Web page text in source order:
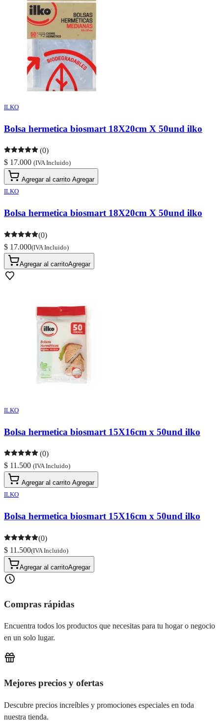
ILKO
Bolsa hermetica biosmart 18X20cm X 50und ilko
(0)
$ 17.000 (IVA Incluido)
Agregar al carrito Agregar
ILKO
Bolsa hermetica biosmart 18X20cm X 50und ilko
(0)
$ 17.000(IVA Incluido)
Agregar al carritoAgregar
ILKO
Bolsa hermetica biosmart 15X16cm x 50und ilko
(0)
$ 11.500 (IVA Incluido)
Agregar al carrito Agregar
ILKO
Bolsa hermetica biosmart 15X16cm x 50und ilko
(0)
$ 11.500(IVA Incluido)
Agregar al carritoAgregar
Compras rápidas
Encuentra todos los productos que necesitas para tu hogar o negocio
en un solo lugar.
Mejores precios y ofertas
Descubre precios increíbles y promociones especiales en toda
nuestra tienda.